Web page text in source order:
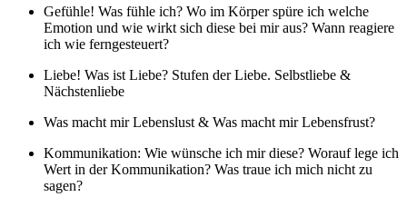
Gefühle! Was fühle ich? Wo im Körper spüre ich welche
Emotion und wie wirkt sich diese bei mir aus? Wann reagiere
ich wie ferngesteuert?
Liebe! Was ist Liebe? Stufen der Liebe. Selbstliebe &
Nächstenliebe
Was macht mir Lebenslust & Was macht mir Lebensfrust?
Kommunikation: Wie wünsche ich mir diese? Worauf lege ich
Wert in der Kommunikation? Was traue ich mich nicht zu
sagen?